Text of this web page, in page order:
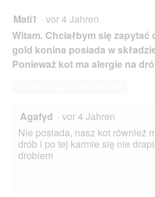
Mati1 · vor 4 Jahren
Witam. Chciałbym się zapytać
gold konina posiada w
Ponieważ kot ma alergie na
Agafyd · vor 4 Jahren
Nie posiada, nasz kot również
drób i po tej karmie się nie
drobiem